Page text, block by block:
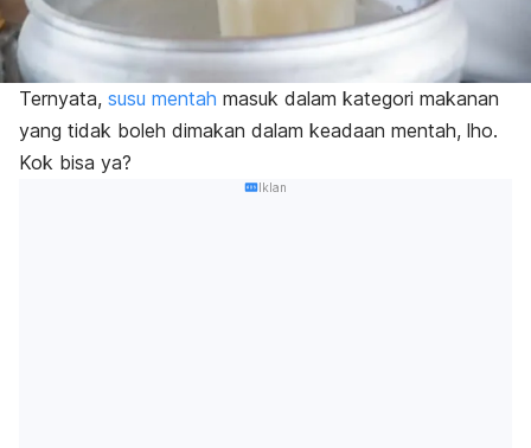
Ternyata, susu mentah masuk dalam kategori makanan
yang tidak boleh dimakan dalam keadaan mentah, lho.
Kok bisa ya?
Iklan